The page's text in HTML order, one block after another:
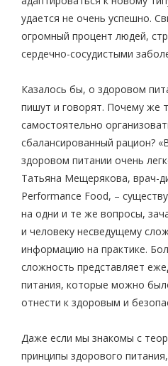
удается не очень успешно.
огромный процент людей,
сердечно-сосудистыми
Казалось бы, о здоровом
пишут и говорят. Почему же
самостоятельно
сбалансированный рацион?
здоровом питании очень
Татьяна Мещерякова, врач-
Performance Food, –
на одни и те же вопросы,
и человеку несведущему
информацию на практике.
сложность представляет
питания, которые можно
отнести к здоровым и
Даже если мы знакомы с
принципы здорового